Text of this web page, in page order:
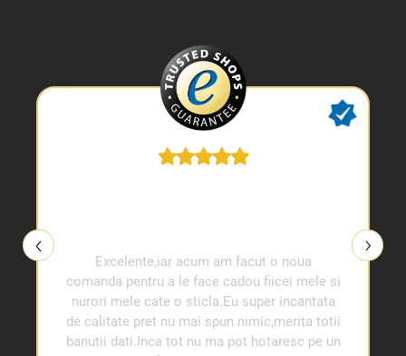
Excelente,iar acum am facut o noua
comanda pentru a le face cadou fiicei mele si
nurori mele cate o sticla.Eu super incantata
de calitate pret nu mai spun nimic,merita totii
banutii dati.Inca tot nu ma pot hotaresc pe un